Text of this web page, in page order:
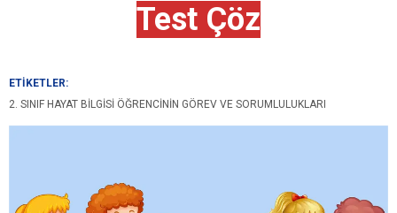
Test Çöz
ETİKETLER:
2. SINIF HAYAT BILGISI ÖĞRENCININ GÖREV VE SORUMLULUKLARI